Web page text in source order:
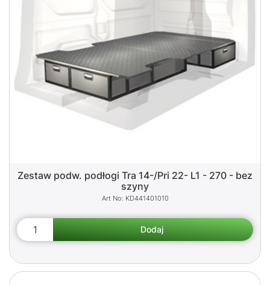
Zestaw podw. podłogi Tra 14-/Pri 22- L1 - 270 - bez
szyny
KD441401010